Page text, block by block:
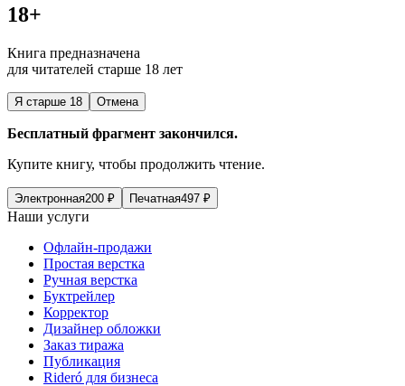
18+
Книга предназначена
для читателей старше 18 лет
Я старше 18 Отмена
Бесплатный фрагмент закончился.
Купите книгу, чтобы продолжить чтение.
Электронная200 ₽ Печатная497 ₽
Наши услуги
Офлайн-продажи
Простая верстка
Ручная верстка
Буктрейлер
Корректор
Дизайнер обложки
Заказ тиража
Публикация
Rideró для бизнеса